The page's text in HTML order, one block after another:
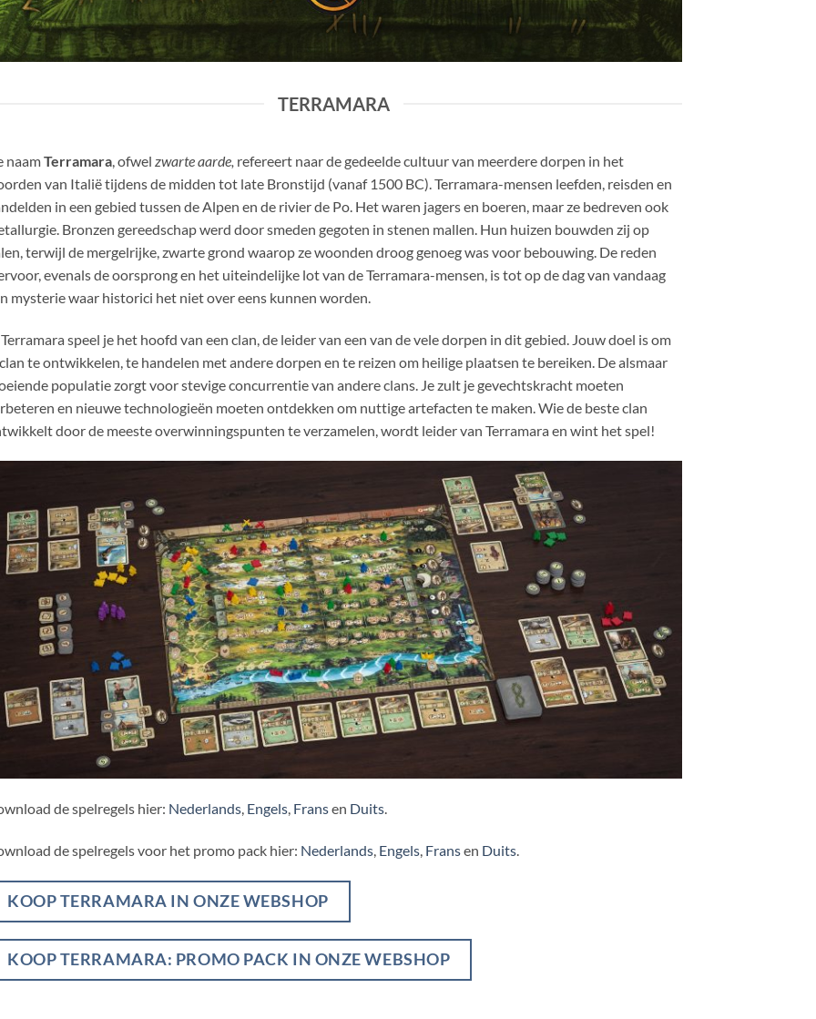
TERRAMARA
naamTerramara, ofwel zwarte aarde, refereert naar de gedeelde cultuur van meerdere dorpen in het
van Italië tijdens de midden tot late Bronstijd (vanaf 1500 BC). Terramara-mensen leefden, reisden en
in een gebied tussen de Alpen en de rivier de Po. Het waren jagers en boeren, maar ze bedreven ook
Bronzen gereedschap werd door smeden gegoten in stenen mallen. Hun huizen bouwden zij op
terwijl de mergelrijke, zwarte grond waarop ze woonden droog genoeg was voor bebouwing. De reden
evenals de oorsprong en het uiteindelijke lot van de Terramara-mensen, is tot op de dag van vandaag
mysterie waar historici het niet over eens kunnen worden.
speel je het hoofd van een clan, de leider van een van de vele dorpen in dit gebied. Jouw doel is om
te ontwikkelen, te handelen met andere dorpen en te reizen om heilige plaatsen te bereiken. De alsmaar
populatie zorgt voor stevige concurrentie van andere clans. Je zult je gevechtskracht moeten
en nieuwe technologieën moeten ontdekken om nuttige artefacten te maken. Wie de beste clan
door de meeste overwinningspunten te verzamelen, wordt leider van Terramara en wint het spel!
de spelregels hier: Nederlands, Engels, Fransen Duits.
de spelregels voor het promo pack hier: Nederlands, Engels, Fransen Duits.
KOOP TERRAMARA IN ONZE WEBSHOP
KOOP TERRAMARA: PROMO PACK IN ONZE WEBSHOP